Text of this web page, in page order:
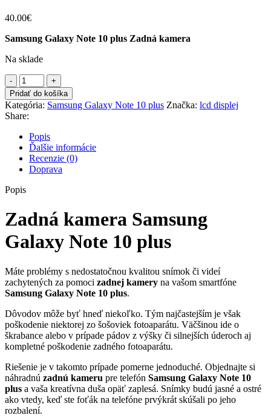
40.00€
Samsung Galaxy Note 10 plus Zadná kamera
Na sklade
Pridať do košíka
Kategória: Samsung Galaxy Note 10 plus Značka: lcd displej
Share:
Popis
Ďalšie informácie
Recenzie (0)
Doprava
Popis
Zadná kamera Samsung
Galaxy Note 10 plus
Máte problémy s nedostatočnou kvalitou snímok či videí
zachytených za pomoci zadnej kamery na vašom smartfóne
Samsung Galaxy Note 10 plus.
Dôvodov môže byť hneď niekoľko. Tým najčastejším je však
poškodenie niektorej zo šošoviek fotoaparátu. Väčšinou ide o
škrabance alebo v prípade pádov z výšky či silnejších úderoch aj
kompletné poškodenie zadného fotoaparátu.
Riešenie je v takomto prípade pomerne jednoduché. Objednajte si
náhradnú zadnú kameru pre telefón Samsung Galaxy Note 10
plus a vaša kreatívna duša opäť zaplesá. Snímky budú jasné a ostré
ako vtedy, keď ste foťák na telefóne prvýkrát skúšali po jeho
rozbalení.